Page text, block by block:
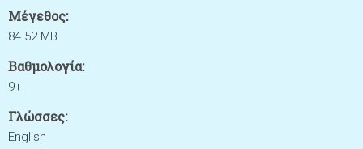
Μέγεθος:
84.52 MB
Βαθμολογία:
9+
Γλώσσες:
English